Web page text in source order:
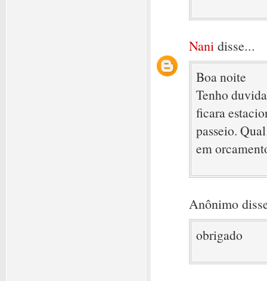
Nani disse...
Boa noite
Tenho
ficara
passeio.
em
Anônimo
obrigado